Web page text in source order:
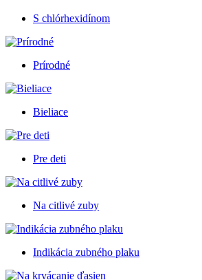
S chlórhexidínom
Prírodné
Bieliace
Pre deti
Na citlivé zuby
Indikácia zubného plaku